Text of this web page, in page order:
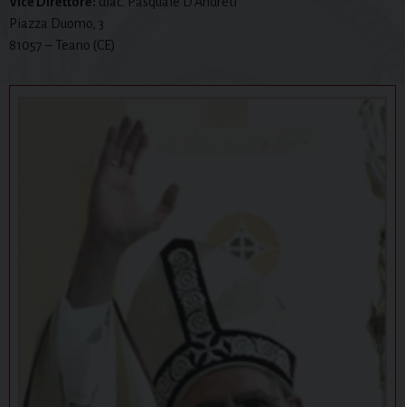
Piazza Duomo, 3
81057 – Teano (CE)